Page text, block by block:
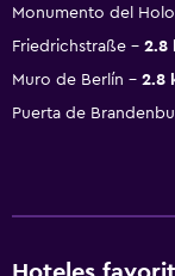
Monumento del
Friedrichstraße
2.8
Muro de Berlín
2.8
Puerta de